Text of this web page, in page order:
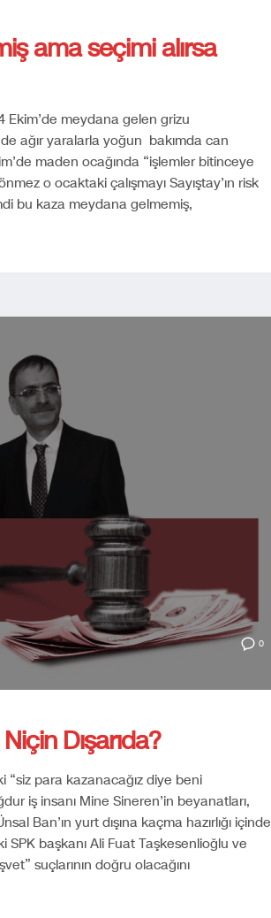
ama seçimi alırsa
Ekim’de meydana gelen grizu
ağır yaralarla yoğun bakımda can
maden ocağında “işlemler bitinceye
o ocaktaki çalışmayı Sayıştay’ın risk
bu kaza meydana gelmemiş,
0
Dışarıda?
“siz para kazanacağız diye beni
iş insanı Mine Sineren’in beyanatları,
Ban’ın yurt dışına kaçma hazırlığı içinde
SPK başkanı Ali Fuat Taşkesenlioğlu ve
suçlarının doğru olacağını